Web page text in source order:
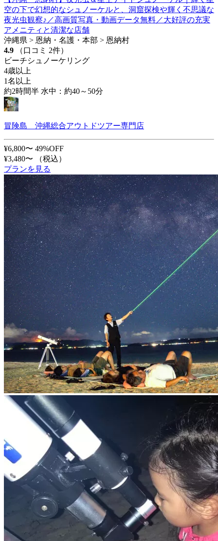
空の下で幻想的なシュノーケルと、洞窟探検や輝く不思議な
夜光虫観察♪／高画質写真・動画データ無料／大好評の充実
アメニティと清潔な店舗
沖縄県 > 恩納・名護・本部 > 恩納村
4.9
（口コミ 2件）
ビーチシュノーケリング
4歳以上
1名以上
約2時間半 水中：約40～50分
冒険島 沖縄総合アウトドツアー専門店
¥6,800〜 49%OFF
¥3,480〜
（税込）
プランを見る